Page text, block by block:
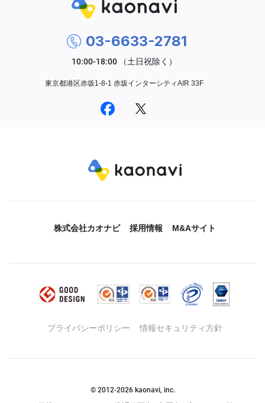
03-6633-2781
東京都港区赤坂1-8-1 赤坂インターシティAIR 33F
株式会社カオナビ 採用情報 M&Aサイト
プライバシーポリシー 情報セキュリティ方針
© 2012-2026kaonavi, inc.